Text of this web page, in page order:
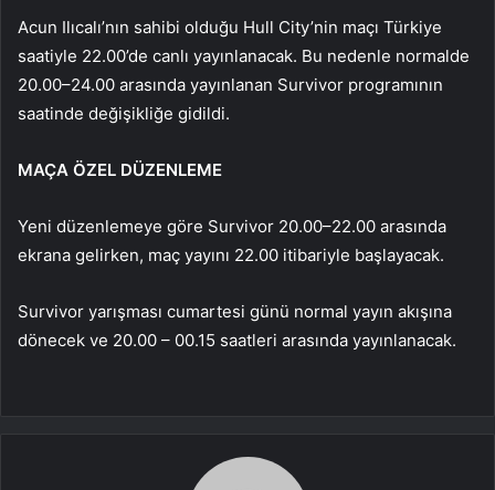
Acun Ilıcalı’nın sahibi olduğu Hull City’nin maçı Türkiye
saatiyle 22.00’de canlı yayınlanacak. Bu nedenle normalde
20.00–24.00 arasında yayınlanan Survivor programının
saatinde değişikliğe gidildi.
MAÇA ÖZEL DÜZENLEME
Yeni düzenlemeye göre Survivor 20.00–22.00 arasında
ekrana gelirken, maç yayını 22.00 itibariyle başlayacak.
Survivor yarışması cumartesi günü normal yayın akışına
dönecek ve 20.00 – 00.15 saatleri arasında yayınlanacak.